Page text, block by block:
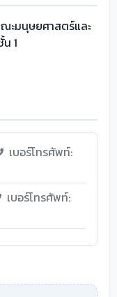
ะมนุษยศาสตร์และ
1
เบอร์โทรศัพท์:
เบอร์โทรศัพท์: